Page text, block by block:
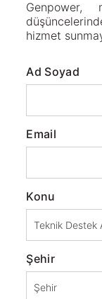
Genpower,
hizmet
Ad Soyad
Email
Konu
Şehir